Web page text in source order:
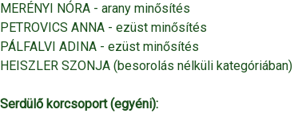
MERÉNYI NÓRA - arany minősítés
PETROVICS ANNA - ezüst minősítés
PÁLFALVI ADINA - ezüst minősítés
HEISZLER SZONJA (besorolás nélküli
Serdülő korcsoport (egyéni):